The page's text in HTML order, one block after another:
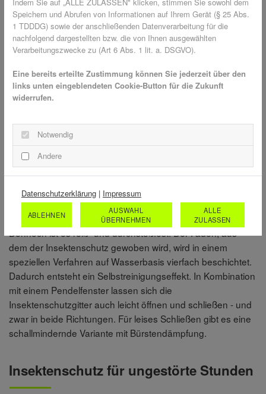
Neben einem hellen und lichtdurchfluteten Raum hat ein
Wintergarten auch viele andere Vorteile:
Setzt optische Akzente
Hoher Wohlfühlfaktor
Überwinterungsplatz für einige Pflanzen
Vergrößert den Wohnraum
Wintergarten nutzt die Sonnenenergie zum Heizen
TTA-Gewebe schützt zuverlässig
Feines TTA-Gewebe stellt keine Gefahr für Licht und frische
Luft dar, denn es hat im Vergleich zu herkömmlichem
Gewebe eine 140 % verbesserte Lichtdurchlässigkeit.
Dennoch ist es reiß- und durchstoßfest. Der Faden, aus
dem der Insektenschutz gewoben wird, wird in einem
speziellen Verfahren auf Wasserbasis vierfach beschichtet.
Dadurch entsteht ein Selbstreinigungseffekt. In Kombination
mit einem Pendelfenster lassen sich die
Insektenschutzgitter auch leicht öffnen und schließen - und
zwar in beide Richtungen. Für leises Schließen gibt es eine
schallmindernde Variante mit Bürstendämpfung.
Insektenschutz für ungestörte Stunden
Speichern und Abrufen von Informationen auf Ihrem Gerät (§ 25 Abs.
1 TDDDG) sowie der anschließenden Datenverarbeitung für die
nachfolgend dargestellten bzw. die von Ihnen ausgewählten
Verarbeitungszwecke zu (Art 6 Abs. 1 lit. a. DSGVO).
Eine bereits erteilte Zustimmung können Sie jederzeit über den
links unten eingeblendeten Cookie-Button für die Zukunft
widerrufen.
Notwendig
Andere
Datenschutzerklärung | Impressum
ABLEHNEN
AUSWAHL
ÜBERNEHMEN
ALLE
ZULASSEN